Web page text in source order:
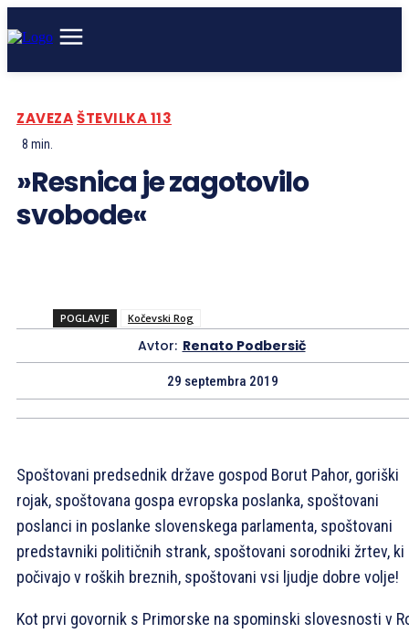
ZAVEZAŠTEVILKA 113
8 min.
»Resnica je zagotovilo
svobode«
POGLAVJE Kočevski Rog
Avtor: Renato Podbersič
29 septembra 2019
Spoštovani predsednik države gospod Borut Pahor, goriški
rojak, spoštovana gospa evropska poslanka, spoštovani
poslanci in poslanke slovenskega parlamenta, spoštovani
predstavniki političnih strank, spoštovani sorodniki žrtev, ki
počivajo v roških breznih, spoštovani vsi ljudje dobre volje!
Kot prvi govornik s Primorske na spominski slovesnosti v